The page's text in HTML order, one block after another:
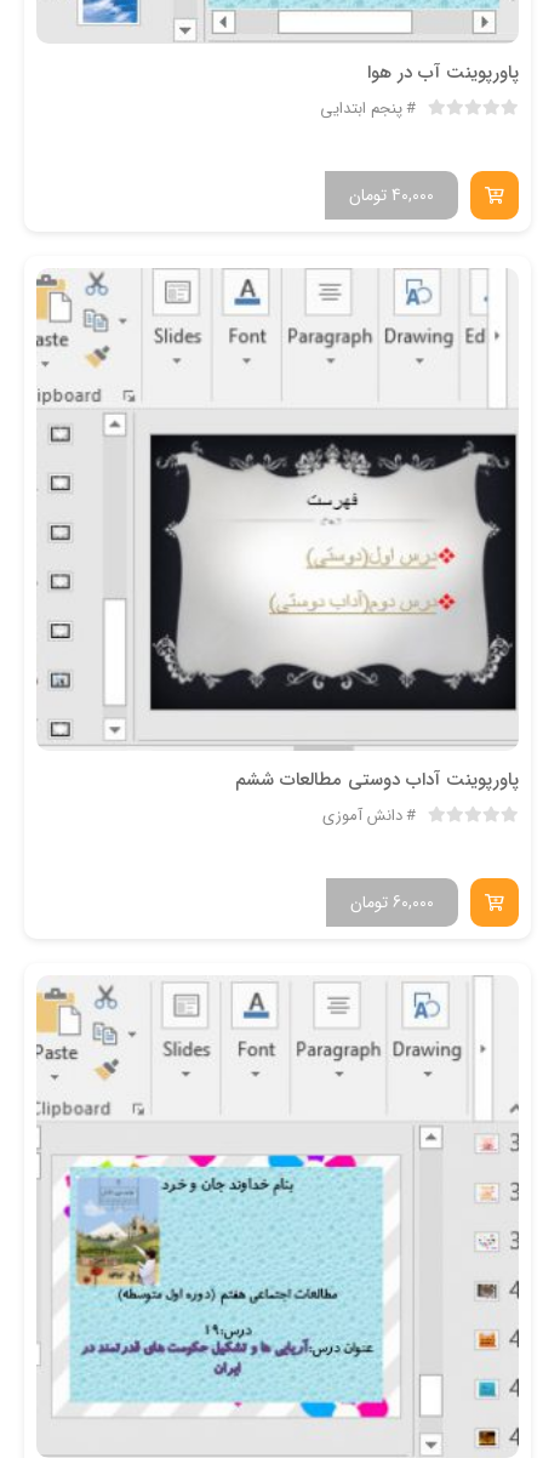
پاورپوینت آب در هوا
پنجم ابتدایی
تومان40,000
پاورپوینت آداب دوستی مطالعات ششم
دانش آموزی
تومان 60,000